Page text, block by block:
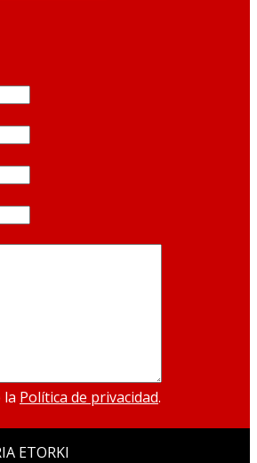
la Política de privacidad.
ETORKI